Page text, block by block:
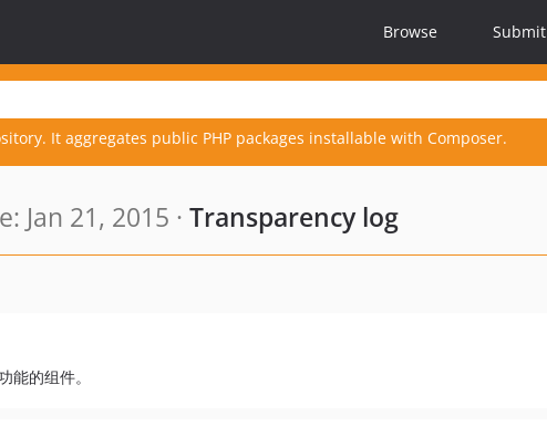
Browse Submit
It aggregates public PHP packages installable with Composer.
Jan 21, 2015 · Transparency log
的组件。